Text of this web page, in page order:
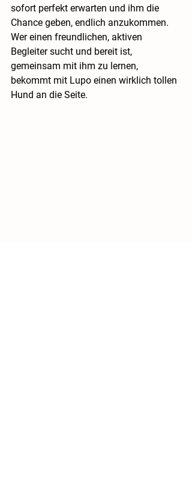
sofort perfekt erwarten und ihm die
Chance geben, endlich anzukommen.
Wer einen freundlichen, aktiven
Begleiter sucht und bereit ist,
gemeinsam mit ihm zu lernen,
bekommt mit Lupo einen wirklich tollen
Hund an die Seite.